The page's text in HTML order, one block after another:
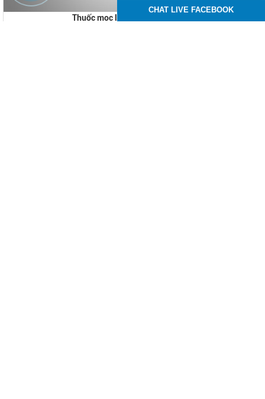
Thuốc mọc lông mi Kaminomoto
CHAT LIVE FACEBOOK